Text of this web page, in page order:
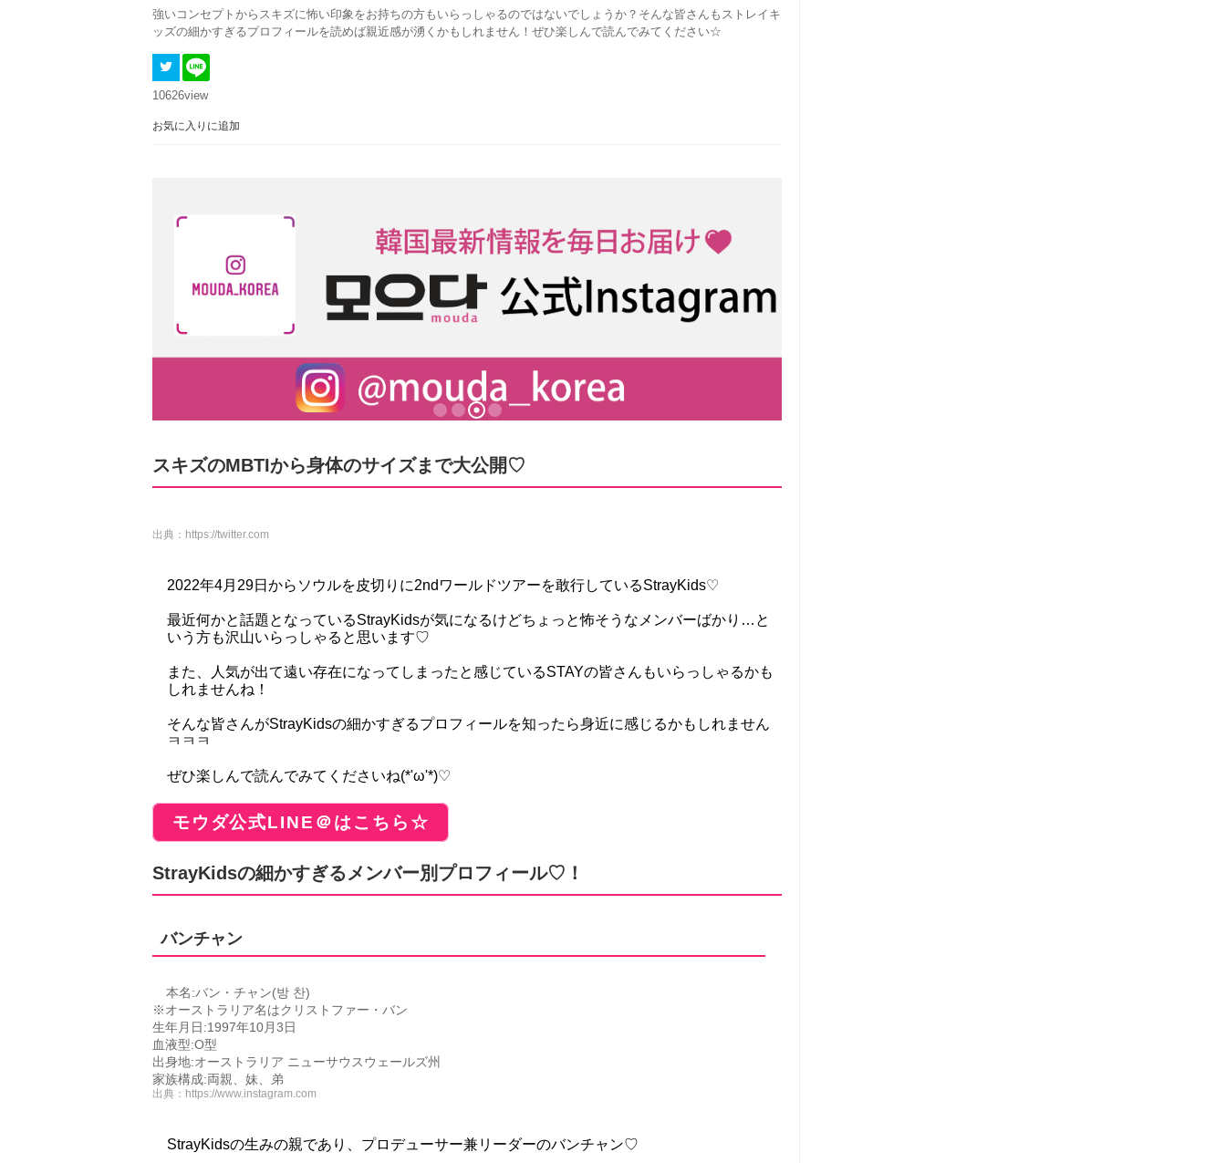
強いコンセプトからスキズに怖い印象をお持ちの方もいらっしゃるのではないでしょうか？そんな皆さんもストレイキ
ッズの細かすぎるプロフィールを読めば親近感が湧くかもしれません！ぜひ楽しんで読んでみてください☆
10626view
お気に入りに追加
スキズのMBTIから身体のサイズまで大公開♡
出典： https://twitter.com
2022年4月29日からソウルを皮切りに2ndワールドツアーを敢行しているStrayKids♡
最近何かと話題となっているStrayKidsが気になるけどちょっと怖そうなメンバーばかり…と
いう方も沢山いらっしゃると思います♡
また、人気が出て遠い存在になってしまったと感じているSTAYの皆さんもいらっしゃるかも
しれませんね！
そんな皆さんがStrayKidsの細かすぎるプロフィールを知ったら身近に感じるかもしれません
ㅋㅋㅋ
ぜひ楽しんで読んでみてくださいね(*'ω'*)♡
モウダ公式LINE＠はこちら☆
StrayKidsの細かすぎるメンバー別プロフィール♡！
バンチャン
本名:バン・チャン(방 찬)
※オーストラリア名はクリストファー・バン
生年月日:1997年10月3日
血液型:O型
出身地:オーストラリア ニューサウスウェールズ州
家族構成:両親、妹、弟
出典： https://www.instagram.com
StrayKidsの生みの親であり、プロデューサー兼リーダーのバンチャン♡